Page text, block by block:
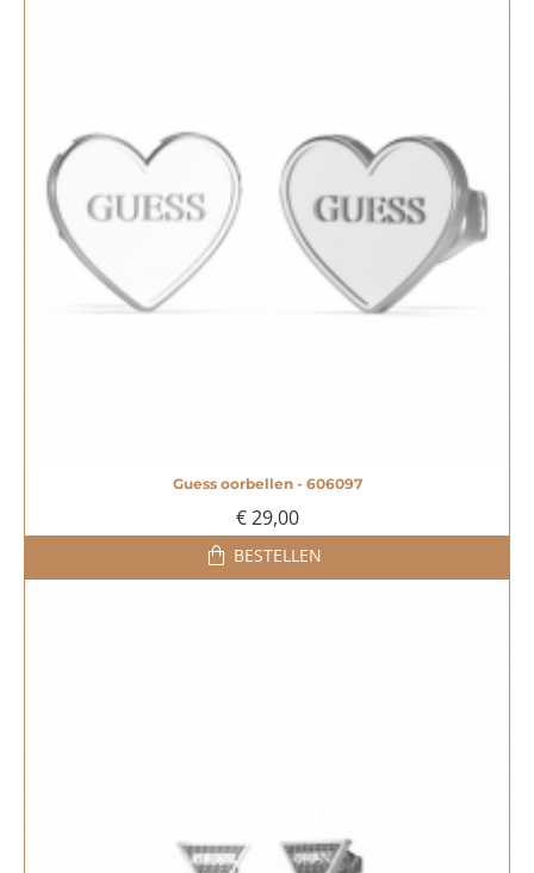
Guess oorbellen - 606097
€ 29,00
BESTELLEN